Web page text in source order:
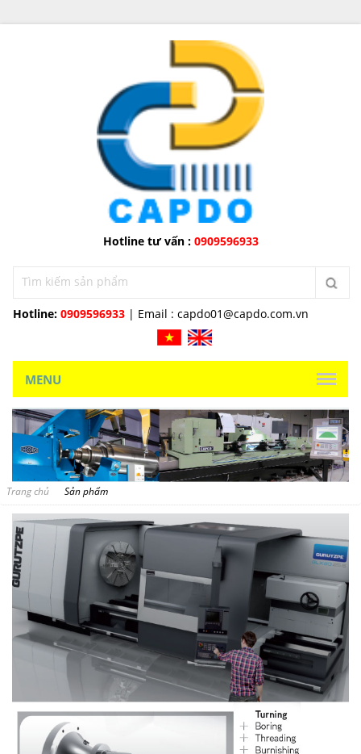
Hotline tư vấn : 0909596933
Hotline: 0909596933 | Email : capdo01@capdo.com.vn
MENU
Trang chủ Sản phẩm